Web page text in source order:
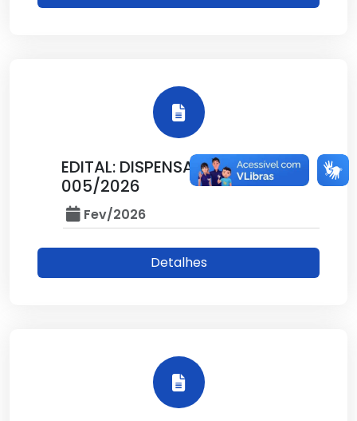
EDITAL: DISPENSA DE VALOR Nº
005/2026
Fev/2026
Detalhes